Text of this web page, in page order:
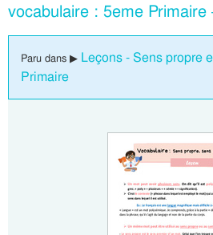
vocabulaire : 5eme
Paru dans ▶ Leçons - Sens propre
Primaire